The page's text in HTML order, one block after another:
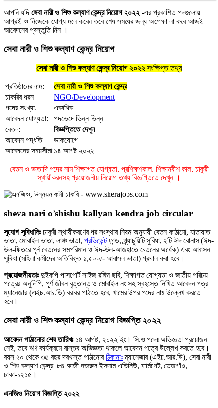
আপনি যদি সেবা নারী ও শিশু কল্যাণ কেন্দ্র নিয়োগ ২০২২ -এর প্রকাশিত পদগুলোয়
আগ্রহী ও নিজেকে যোগ্য মনে করেন তবে শেষ সময়ের জন্য অপেক্ষা না করে আজই
আবেদনের প্রস্তুতি নিন ।
সেবা নারী ও শিশু কল্যাণ কেন্দ্র নিয়োগ
সেবা নারী ও শিশু কল্যাণ কেন্দ্র নিয়োগ ২০২২ সংক্ষিপ্ত তথ্য
প্রতিষ্ঠানের নাম:
সেবা নারী ও শিশু কল্যাণ কেন্দ্র
চাকরির ধরন
NGO/Development
পদের সংখ্যা:
একাধিক
আবেদন যোগ্যতা:
পদভেদে ভিন্ন ভিন্ন
বেতন:
বিজ্ঞপ্তিতে দেখুন
আবেদন পদ্ধতি
ডাকযোগে
আবেদনের সময়সীমা ১৪ আগষ্ট ২০২২
বেতন ও ভাতাদি পদের নাম শিক্ষাগত যােগ্যতা, প্রশিক্ষণকাল, শিক্ষানবীশ কাল, চাকুরী
স্থায়ীকরনসহ প্রয়োজনীয় নিয়োগ তথ্য বিজ্ঞপ্তিতে দেখুন ।
sheva nari o’shishu kallyan kendra job circular
সুযােগ সুবিধাদিঃচাকুরী স্থায়ীকরণের পর সংস্থার নিয়ম অনুযায়ী বেতন কাঠামাে, যাতায়াত
ভাতা, মােবাইল ভাতা, লাঞ্চ ভাতা, প্রভিডেন্টফান্ড, গ্র্যাচুয়িটি সুবিধা, ২টি ঈদ বােনাস (ঈদ-
উল-ফিতরে পূর্ন বেতনের সমপরিমান ও ঈদ-উল-আজহাতে বেতনের অর্ধেক) এবং আবাসন
সুবিধা (মহিলা কর্মীদের অতিরিক্ত ১,৫০০/- আবাসন ভাতা) প্রদান করা হবে।
প্রয়ােজনীয়তাঃদুইকপি পাসপাের্ট সাইজ রঙ্গিন ছবি, শিক্ষাগত যােগ্যতা ও জাতীয় পরিচয়
পত্রের অনুলিপি, পূর্ণ জীবন বৃত্তান্ত ও মােবাইল নং সহ স্বহস্তে লিখিত আবেদন পত্র
ম্যানেজার (এইচ.আর.ডি) বরাবর পাঠাতে হবে, খামের উপর পদের নাম উল্লেখ করতে
হবে।
সেবা নারী ও শিশু কল্যাণ কেন্দ্র নিয়োগ বিজ্ঞপ্তি ২০২২
আবেদন পাঠানাের শেষ তারিখঃ১৪ আগষ্ট, ২০২২ ইং। সি.ও পদেঃ অভিজ্ঞতা প্রয়ােজন
নেই, তবে ঋণ কার্যক্রমে বাস্তব অভিজ্ঞতা থাকলে আবেদন পত্রে উল্লেখ করতে হবে।
বয়স ২০ থেকে ৩৫ বছর দরখাস্ত পাঠানােরঠিকানাঃম্যানেজার (এইচ.আর.ডি), সেবা নারী
ও শিশু কল্যাণ কেন্দ্র, ৮৪ কাজী নজরুল ইসলাম এভিনিউ, ফার্মগেট, তেজগাঁও,
ঢাকা-১২১৫।
এনজিও নিয়োগ বিজ্ঞপ্তি ২০২২